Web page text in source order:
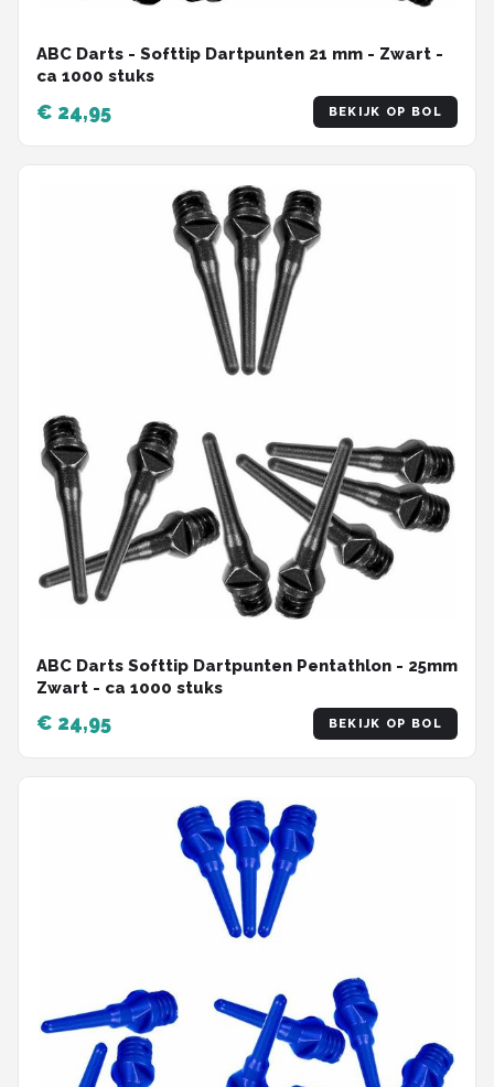
ABC Darts - Softtip Dartpunten 21 mm - Zwart -
ca 1000 stuks
€ 24,95 BEKIJK OP BOL
ABC Darts Softtip Dartpunten Pentathlon - 25mm
Zwart - ca 1000 stuks
€ 24,95 BEKIJK OP BOL